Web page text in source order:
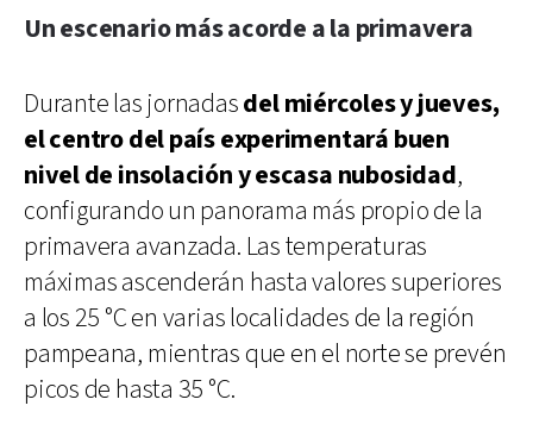
Un escenario más acorde a la primavera
Durante las jornadasdel miércoles y jueves,
el centro del país experimentará buen
nivel de insolación y escasa nubosidad,
configurando un panorama más propio de la
primavera avanzada. Las temperaturas
máximas ascenderán hasta valores superiores
a los 25 °C en varias localidades de la región
pampeana, mientras que en el norte se prevén
picos de hasta 35 °C.